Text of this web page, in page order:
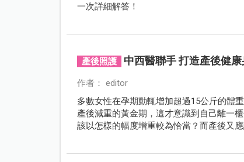
一次詳細解答！
產後照護 中西醫聯手 打造產後健
作者： editor
多數女性在孕期動輒增加超過15公斤的體
產後減重的黃金期，這才意識到自己離一
該以怎樣的幅度增重較為恰當？而產後又